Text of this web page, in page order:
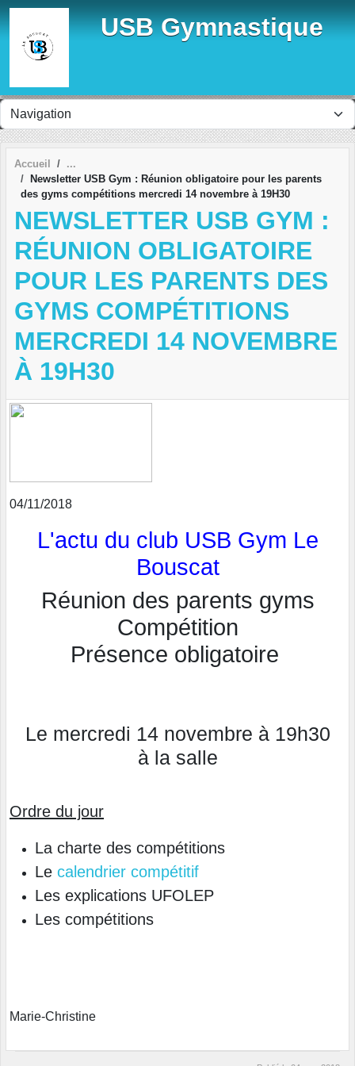
USB Gymnastique
Accueil
Newsletter USB Gym : Réunion obligatoire pour les parents
des gyms compétitions mercredi 14 novembre à 19H30
NEWSLETTER USB GYM :
RÉUNION OBLIGATOIRE
POUR LES PARENTS DES
GYMS COMPÉTITIONS
MERCREDI 14 NOVEMBRE
À 19H30
04/11/2018
L'actu du club USB Gym Le
Bouscat
Réunion des parents gyms
Compétition
Présence obligatoire
Le mercredi 14 novembre à 19h30
à la salle
Ordre du jour
La charte des compétitions
Le calendrier compétitif
Les explications UFOLEP
Les compétitions
Marie-Christine
Panneau de gestion des cookies